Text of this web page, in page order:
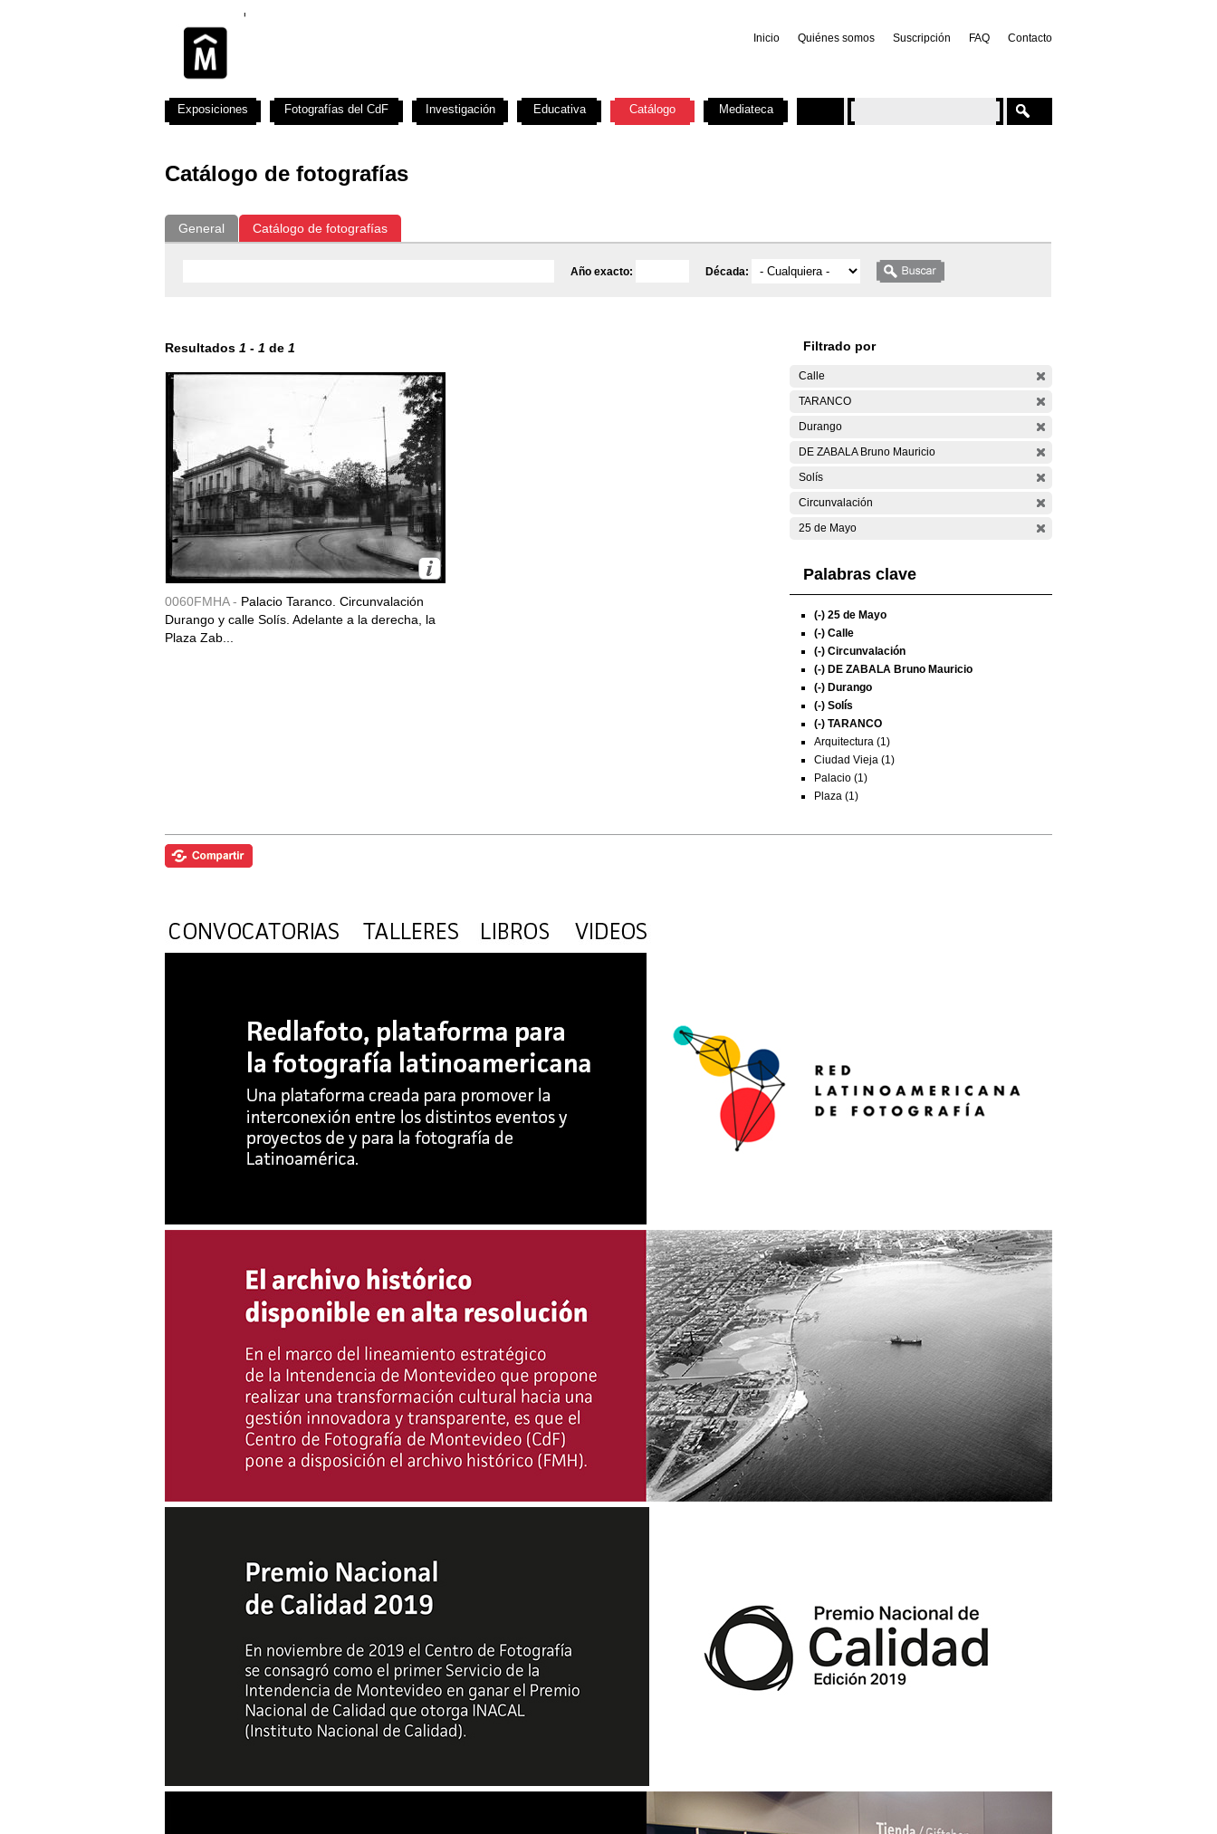
Inicio Quiénes somos Suscripción FAQ Contacto
Catálogo de fotografías
General Catálogo de fotografías
Año exacto: Década:
Resultados 1 - 1 de 1
0060FMHA - Palacio Taranco. Circunvalación
Durango y calle Solís. Adelante a la derecha, la
Plaza Zab...
Filtrado por
Calle
TARANCO
Durango
DE ZABALA Bruno Mauricio
Solís
Circunvalación
25 de Mayo
Palabras clave
(-) 25 de Mayo
(-) Calle
(-) Circunvalación
(-) DE ZABALA Bruno Mauricio
(-) Durango
(-) Solís
(-) TARANCO
Arquitectura (1)
Ciudad Vieja (1)
Palacio (1)
Plaza (1)
Exposiciones Fotografías del CdF Investigación Educativa Catálogo Mediateca